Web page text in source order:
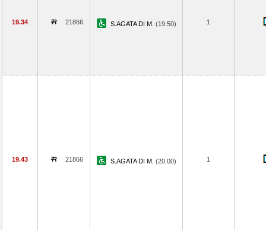
19.34 21866 S.AGATA DI M. (19.50) 1
19.43 21866 S.AGATA DI M. (20.00) 1